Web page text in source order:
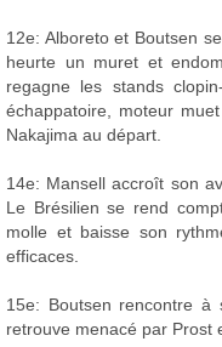
12e: Alboreto et Boutsen
heurte un muret et
regagne les stands
échappatoire, moteur
Nakajima au départ.
14e: Mansell accroît son
Le Brésilien se rend
molle et baisse son
efficaces.
15e: Boutsen rencontre
retrouve menacé par Prost